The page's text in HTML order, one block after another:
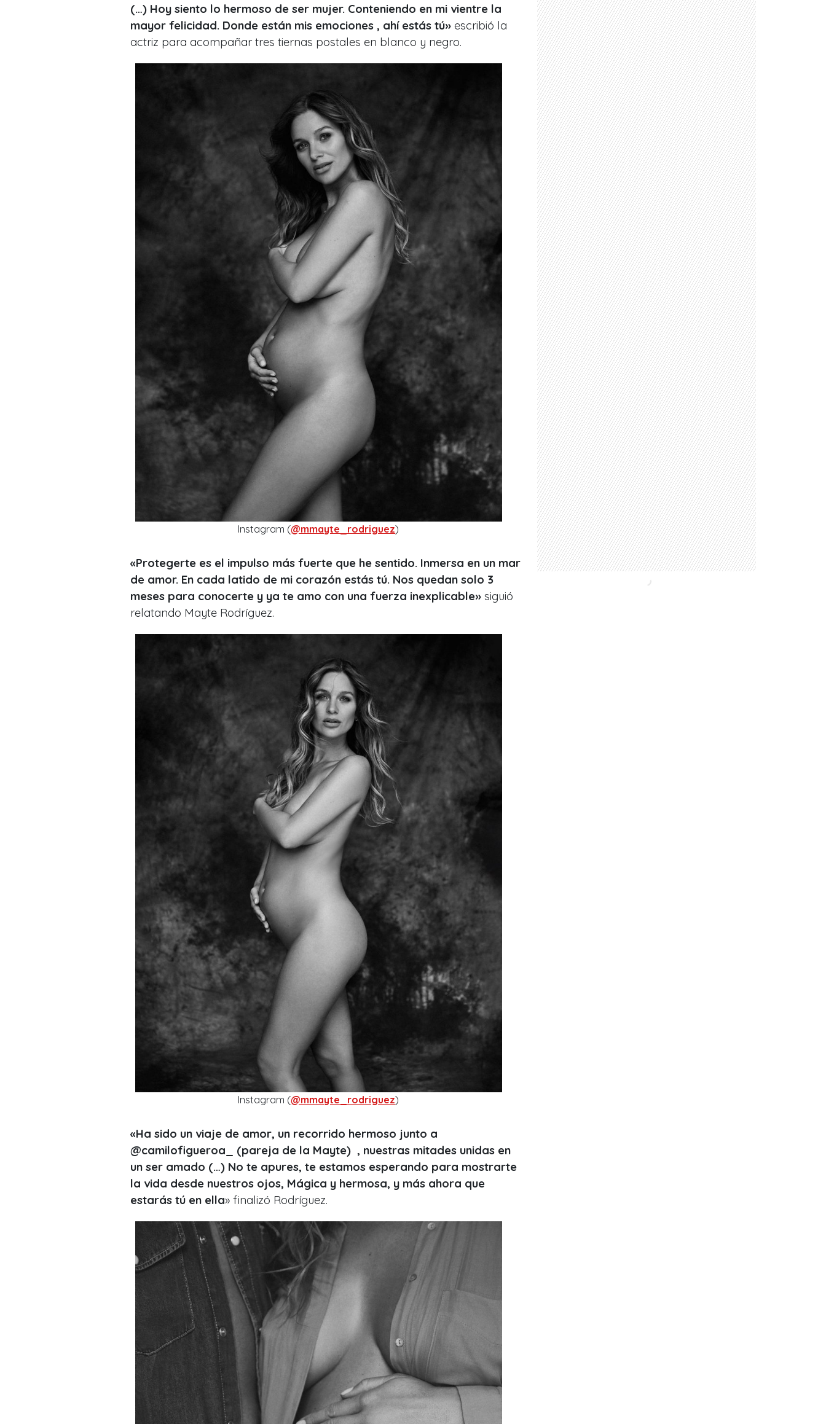
(…) Hoy siento lo hermoso de ser mujer. Conteniendo en mi vientre la
mayor felicidad. Donde están mis emociones , ahí estás tú» escribió la
actriz para acompañar tres tiernas postales en blanco y negro.
Instagram (@mmayte_rodriguez)
«Protegerte es el impulso más fuerte que he sentido. Inmersa en un mar
de amor. En cada latido de mi corazón estás tú. Nos quedan solo 3
meses para conocerte y ya te amo con una fuerza inexplicable» siguió
relatando Mayte Rodríguez.
Instagram (@mmayte_rodriguez)
«Ha sido un viaje de amor, un recorrido hermoso junto a
@camilofigueroa_ (pareja de la Mayte) , nuestras mitades unidas en
un ser amado (…) No te apures, te estamos esperando para mostrarte
la vida desde nuestros ojos, Mágica y hermosa, y más ahora que
estarás tú en ella» finalizó Rodríguez.